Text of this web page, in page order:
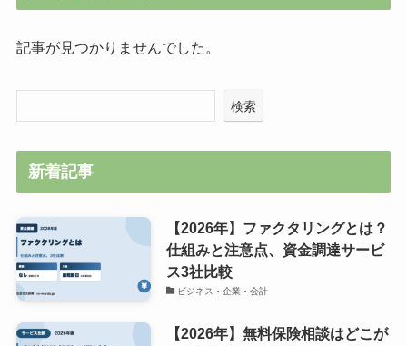
記事が見つかりませんでした。
検索
新着記事
【2026年】ファクタリングとは？
仕組みと注意点、資金調達サービ
ス3社比較
ビジネス・企業・会計
【2026年】無料保険相談はどこが